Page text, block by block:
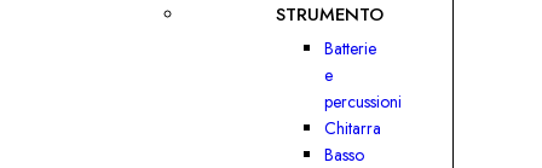
STRUMENTO
Batterie
e
percussioni
Chitarra
Basso